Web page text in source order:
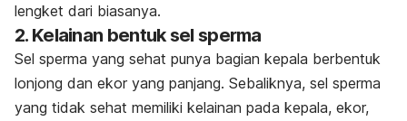
lengket dari biasanya.
2. Kelainan bentuk sel sperma
Sel sperma yang sehat punya bagian kepala berbentuk
lonjong dan ekor yang panjang. Sebaliknya, sel sperma
yang tidak sehat memiliki kelainan pada kepala, ekor,